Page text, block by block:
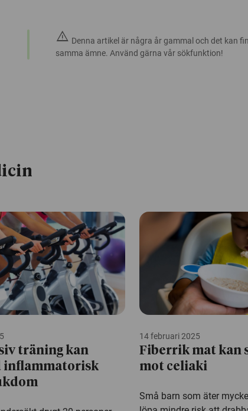
warning Denna artikel är några år gammal och det kan
samma ämne. Använd gärna vår sökfunktion!
träning kan
inflammatorisk
14 februari 2025
Fiberrik mat kan
mot celiaki
Små barn som äter